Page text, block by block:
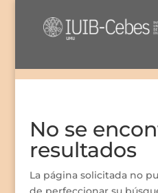
No se
resultados
La página solicitada no